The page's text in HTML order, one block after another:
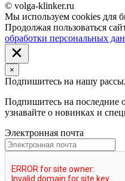
© volga-klinker.ru
Мы используем cookies для
Продолжая пользоваться
обработки персональных
×
Подпишитесь на нашу
Подпишитесь на последние
узнавайте о новинках и
Электронная почта